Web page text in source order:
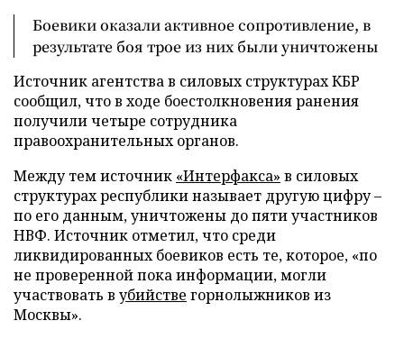
Боевики оказали активное сопротивление, в
результате боя трое из них были уничтожены
Источник агентства в силовых структурах КБР
сообщил, что в ходе боестолкновения ранения
получили четыре сотрудника
правоохранительных органов.
Между тем источник «Интерфакса» в силовых
структурах республики называет другую цифру –
по его данным, уничтожены до пяти участников
НВФ. Источник отметил, что среди
ликвидированных боевиков есть те, которое, «по
не проверенной пока информации, могли
участвовать в убийстве горнолыжников из
Москвы».